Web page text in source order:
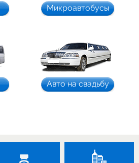
Микроавтобусы
Авто на свадьбу